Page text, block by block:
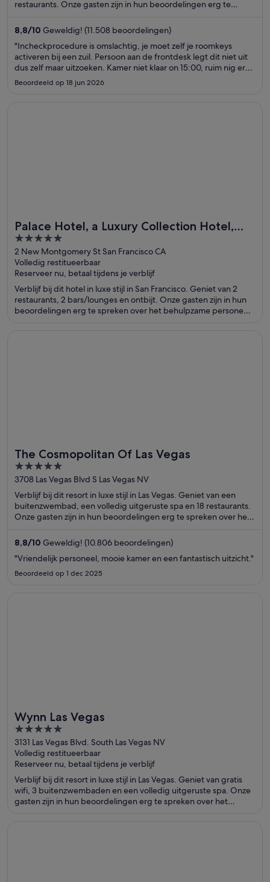
restaurants. Onze gasten zijn in hun beoordelingen erg te
populaire attracties Casino bij Aria en The Cosmopolitan Casino
bevinden zich vlakbij.
8,8/10 Geweldig! (11.508 beoordelingen)
"Incheckprocedure is omslachtig, je moet zelf je roomkeys
activeren bij een zuil. Persoon aan de frontdesk legt dit niet uit
dus zelf maar uitzoeken. Kamer niet klaar on 15:00, ruim nig ern
half uur wachten"
Beoordeeld op 18 jun 2026
Palace Hotel, a Luxury Collection Hotel,
San Francisco
5
out
of
5
2 New Montgomery St San Francisco CA
Volledig restitueerbaar
Reserveer nu, betaal tijdens je verblijf
Verblijf bij dit hotel in luxe stijl in San Francisco. Geniet van 2
restaurants, 2 bars/lounges en ontbijt. Onze gasten zijn in hun
beoordelingen erg te spreken over het behulpzame personeel
The Cosmopolitan Of Las Vegas
5
out
of
5
3708 Las Vegas Blvd S Las Vegas NV
Verblijf bij dit resort in luxe stijl in Las Vegas. Geniet van een
buitenzwembad, een volledig uitgeruste spa en 18 restaurants.
Onze gasten zijn in hun beoordelingen erg te spreken over het
Cosmopolitan Casino en Bellagio Casino bevinden zich vlakbij.
8,8/10 Geweldig! (10.806 beoordelingen)
"Vriendelijk personeel, mooie kamer en een fantastisch uitzicht."
Beoordeeld op 1 dec 2025
Wynn Las Vegas
5
out
of
5
3131 Las Vegas Blvd. South Las Vegas NV
Volledig restitueerbaar
Reserveer nu, betaal tijdens je verblijf
Verblijf bij dit resort in luxe stijl in Las Vegas. Geniet van gratis
wifi, 3 buitenzwembaden en een volledig uitgeruste spa. Onze
gasten zijn in hun beoordelingen erg te spreken over het